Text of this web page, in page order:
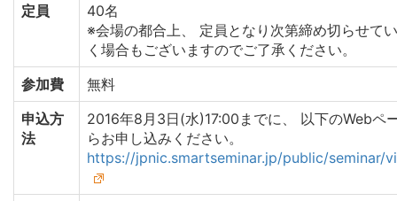
定員
40名
※会場の都合上、 定員となり次第締め切らせて
く場合もございますのでご了承ください。
参加費
無料
申込方
法
2016年8月3日(水)17:00までに、 以下のWebペ
らお申し込みください。
https://jpnic.smartseminar.jp/public/seminar/